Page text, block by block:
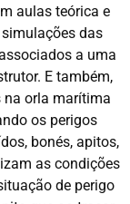
aulas teórica e
das
a uma
E também,
na orla marítima
os perigos
bonés, apitos,
as condições
de perigo